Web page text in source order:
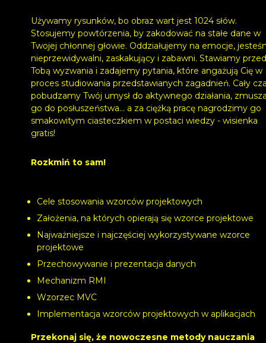
Używamy rysunków, bo obraz wart jest 1024 słów.
Stosujemy powtórzenia, by zakodować na stałe dane w
Twojej chłonnej głowie. Oddziałujemy na emocje,
nieprzewidywalni, zaskakujący i zabawni. Stawiamy przed
Tobą wyzwania i zadajemy pytania, które angażują Cię w
proces studiowania przedstawianych zagadnień. Cały
pobudzamy Twój umysł do aktywnego działania,
go do posłuszeństwa... a za ciężką pracę nagrodzimy go
smakowitym ciasteczkiem w postaci wiedzy - wisienka
gratis!
Rozkmiń to sam!
Cele stosowania wzorców projektowych
Założenia, na których opierają się wzorce projektowe
Najważniejsze i najczęściej wykorzystywane wzorce
projektowe
Przechowywanie i prezentacja danych
Mechanizm RMI
Wzorzec MVC
Implementacja wzorców projektowych w aplikacjach
Przekonaj się, że nowoczesne metody nauczania